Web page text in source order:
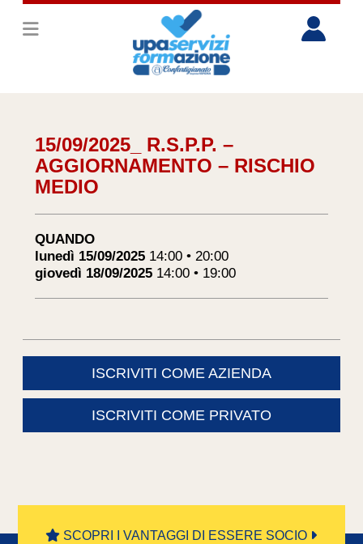
15/09/2025_ R.S.P.P. –
AGGIORNAMENTO – RISCHIO
MEDIO
QUANDO
lunedì 15/09/2025 14:00 • 20:00
giovedì 18/09/2025 14:00 • 19:00
ISCRIVITI COME AZIENDA
ISCRIVITI COME PRIVATO
SCOPRI I VANTAGGI DI ESSERE SOCIO